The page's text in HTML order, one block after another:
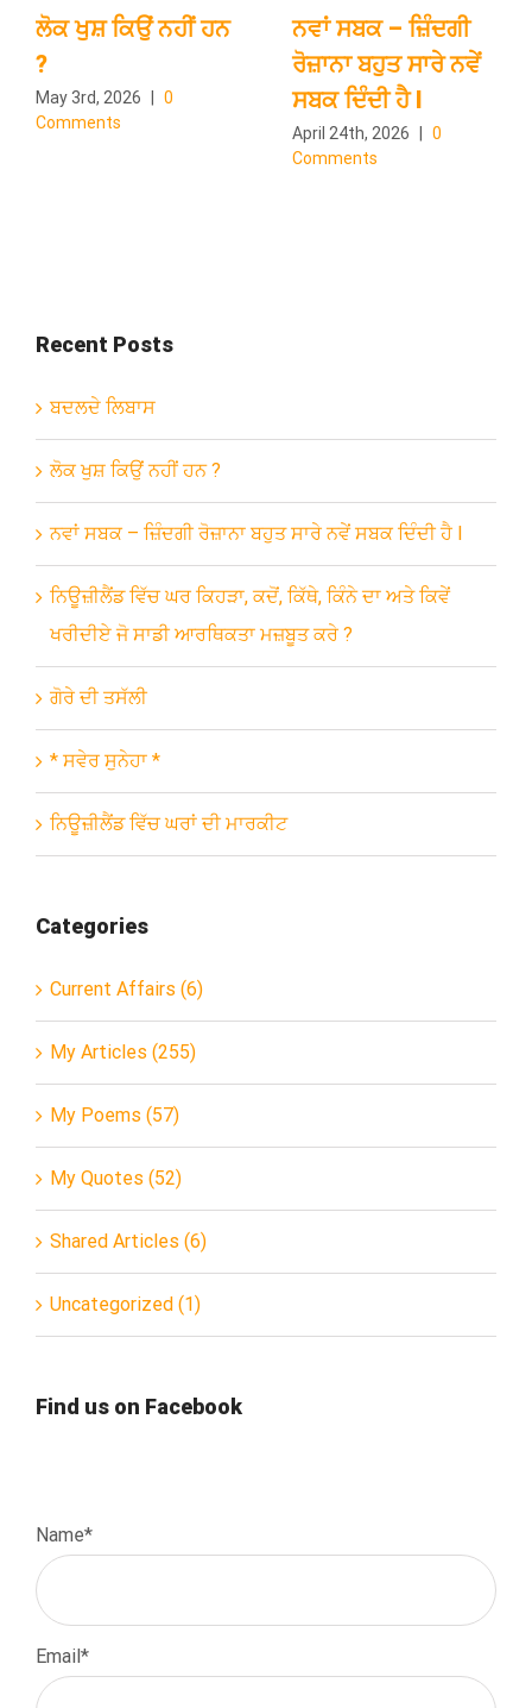
ਲੋਕ ਖੁਸ਼ ਕਿਉਂ ਨਹੀਂ ਹਨ
?
May 3rd, 2026
0
Comments
ਨਵਾਂ ਸਬਕ – ਜ਼ਿੰਦਗੀ
ਰੋਜ਼ਾਨਾ ਬਹੁਤ ਸਾਰੇ ਨਵੇਂ
ਸਬਕ ਦਿੰਦੀ ਹੈ l
April 24th, 2026
0
Comments
Recent Posts
ਬਦਲਦੇ ਲਿਬਾਸ
ਲੋਕ ਖੁਸ਼ ਕਿਉਂ ਨਹੀਂ ਹਨ ?
ਨਵਾਂ ਸਬਕ – ਜ਼ਿੰਦਗੀ ਰੋਜ਼ਾਨਾ ਬਹੁਤ ਸਾਰੇ ਨਵੇਂ ਸਬਕ ਦਿੰਦੀ ਹੈ l
ਨਿਊਜ਼ੀਲੈਂਡ ਵਿੱਚ ਘਰ ਕਿਹੜਾ, ਕਦੋਂ, ਕਿੱਥੇ, ਕਿੰਨੇ ਦਾ ਅਤੇ ਕਿਵੇਂ
ਖਰੀਦੀਏ ਜੋ ਸਾਡੀ ਆਰਥਿਕਤਾ ਮਜ਼ਬੂਤ ਕਰੇ ?
ਗੋਰੇ ਦੀ ਤਸੱਲੀ
* ਸਵੇਰ ਸੁਨੇਹਾ *
ਨਿਊਜ਼ੀਲੈਂਡ ਵਿੱਚ ਘਰਾਂ ਦੀ ਮਾਰਕੀਟ
Categories
Current Affairs (6)
My Articles (255)
My Poems (57)
My Quotes (52)
Shared Articles (6)
Uncategorized (1)
Find us on Facebook
Name*
Email*